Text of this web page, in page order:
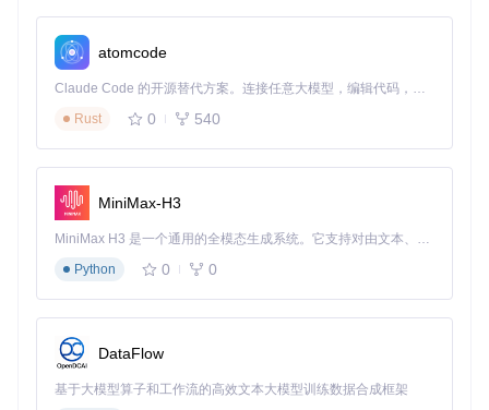
数据重要
性
据
修改复杂
仅修改设备
标识
回滚难度
简单替换文
件
场景应用：企业环境中的配置迁移实战
某软件开发团队需要将50台开发工作站统一更换为新设备，同
时保留每个开发者的个性化开发环境配置。传统的手动重新配
置方式不仅耗时，还可能导致配置不一致问题。
atomcode
Claude Code 的开源替代方案。连接任意大模型，编辑代码，运行命令，自动验证 — 全自动执行。用 Rust 构建，极致性能。 ｜ An open-source alternative to Claude Code. Connect any LLM, edit code, run commands, and verify changes — autonomously. Built in Rust for speed. Get Started
Rust
0 540
MiniMax-H3
MiniMax H3 是一个通用的全模态生成系统。它支持对由文本、图像、视频和音频组成的多模态上下文进行统一理解，并能生成分辨率高达 2K、时长可达 15 秒的带原生立体声音频的视频。得益于面向任务泛化的系统设计，H3 在预训练阶段就已具备广泛的多模态上下文理解与生成能力，能够出色地执行复杂的多模态指令。
Python
0 0
DataFlow
基于大模型算子和工作流的高效文本大模型训练数据合成框架